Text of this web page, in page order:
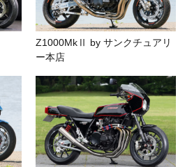
Z1000MkⅡ by サンクチュアリ
ー本店